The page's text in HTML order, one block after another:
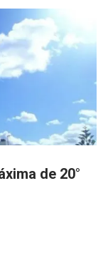
de 20°